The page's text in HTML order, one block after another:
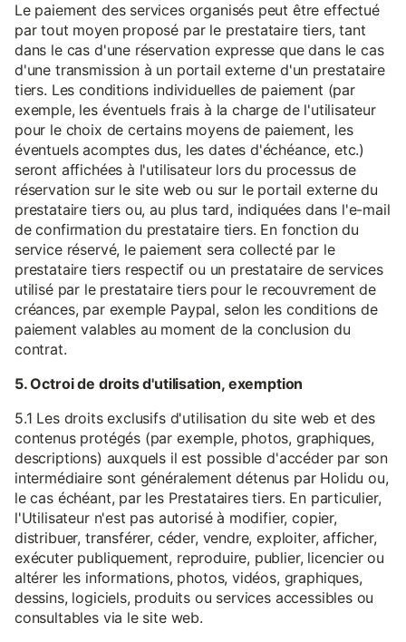
Le paiement des services organisés peut être effectué
par tout moyen proposé par le prestataire tiers, tant
dans le cas d'une réservation expresse que dans le cas
d'une transmission à un portail externe d'un prestataire
tiers. Les conditions individuelles de paiement (par
exemple, les éventuels frais à la charge de l'utilisateur
pour le choix de certains moyens de paiement, les
éventuels acomptes dus, les dates d'échéance, etc.)
seront affichées à l'utilisateur lors du processus de
réservation sur le site web ou sur le portail externe du
prestataire tiers ou, au plus tard, indiquées dans l'e-mail
de confirmation du prestataire tiers. En fonction du
service réservé, le paiement sera collecté par le
prestataire tiers respectif ou un prestataire de services
utilisé par le prestataire tiers pour le recouvrement de
créances, par exemple Paypal, selon les conditions de
paiement valables au moment de la conclusion du
contrat.
5. Octroi de droits d'utilisation, exemption
5.1 Les droits exclusifs d'utilisation du site web et des
contenus protégés (par exemple, photos, graphiques,
descriptions) auxquels il est possible d'accéder par son
intermédiaire sont généralement détenus par Holidu ou,
le cas échéant, par les Prestataires tiers. En particulier,
l'Utilisateur n'est pas autorisé à modifier, copier,
distribuer, transférer, céder, vendre, exploiter, afficher,
exécuter publiquement, reproduire, publier, licencier ou
altérer les informations, photos, vidéos, graphiques,
dessins, logiciels, produits ou services accessibles ou
consultables via le site web.